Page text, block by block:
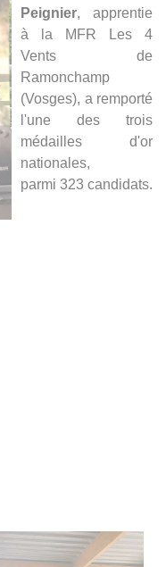
Peignier, apprentie
à la MFR Les 4
Vents de
Ramonchamp
(Vosges), a remporté
l'une des trois
médailles d'or
nationales,
parmi 323 candidats.